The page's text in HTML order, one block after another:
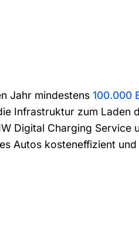
Jahr mindestens100.000
Infrastruktur zum Laden
Digital Charging Service
Autos kosteneffizient